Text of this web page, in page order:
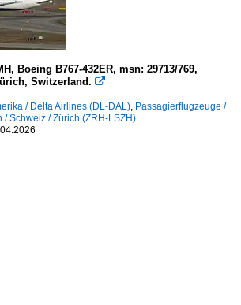
Boeing B767-432ER, msn: 29713/769,
Switzerland. 
/ Delta Airlines (DL-DAL), Passagierflugzeuge /
/ Schweiz / Zürich (ZRH-LSZH)